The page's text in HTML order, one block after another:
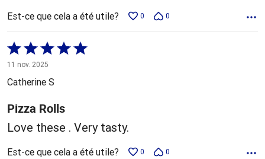
Est-ce que cela a été utile? 0 0
Coté
5 sur
5
11 nov. 2025
Catherine S
Pizza Rolls
Love these . Very tasty.
Est-ce que cela a été utile? 0 0